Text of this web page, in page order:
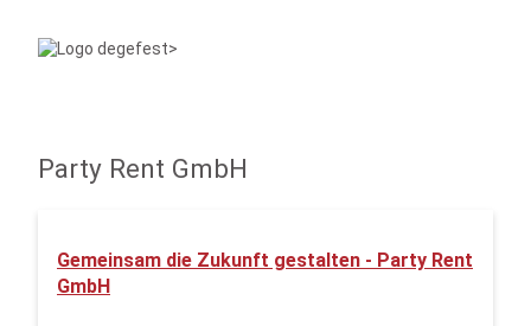
Party Rent GmbH
Gemeinsam die Zukunft gestalten - Party Rent
GmbH